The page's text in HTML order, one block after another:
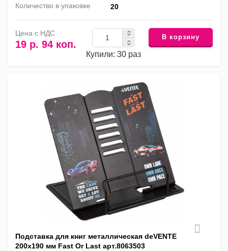
Количество в упаковке
20
Цена с НДС
19 р. 94 коп.
Купили: 30 раз
В корзину
Подставка для книг металлическая deVENTE
200х190 мм Fast Or Last арт.8063503